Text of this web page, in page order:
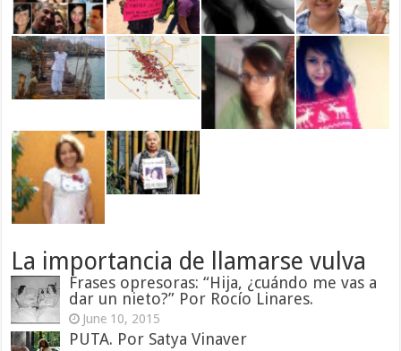
La importancia de llamarse vulva
Frases opresoras: “Hija, ¿cuándo me vas a
dar un nieto?” Por Rocío Linares.
June 10, 2015
PUTA. Por Satya Vinaver